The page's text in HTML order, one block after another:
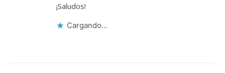
¡Saludos!
Cargando...